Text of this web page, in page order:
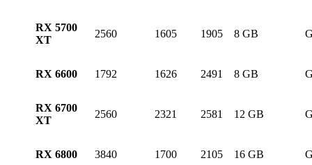
RX 5700
XT
2560 1605 1905 8 GB
RX 6600 1792 1626 2491 8 GB
RX 6700
XT
2560 2321 2581 12 GB
RX 6800 3840 1700 2105 16 GB